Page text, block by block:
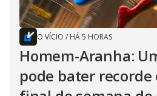
O VÍCIO / HÁ 5 HORAS
Homem-Aranha:
pode bater recorde